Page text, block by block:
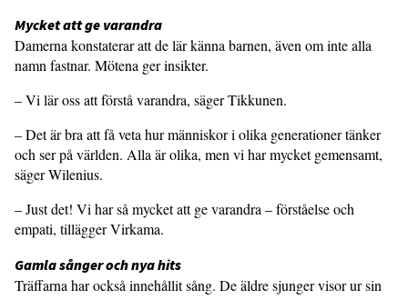
Mycket att ge varandra
Damerna konstaterar att de lär känna barnen, även om inte alla
namn fastnar. Mötena ger insikter.
– Vi lär oss att förstå varandra, säger Tikkunen.
– Det är bra att få veta hur människor i olika generationer tänker
och ser på världen. Alla är olika, men vi har mycket gemensamt,
säger Wilenius.
– Just det! Vi har så mycket att ge varandra – förståelse och
empati, tillägger Virkama.
Gamla sånger och nya hits
Träffarna har också innehållit sång. De äldre sjunger visor ur sin